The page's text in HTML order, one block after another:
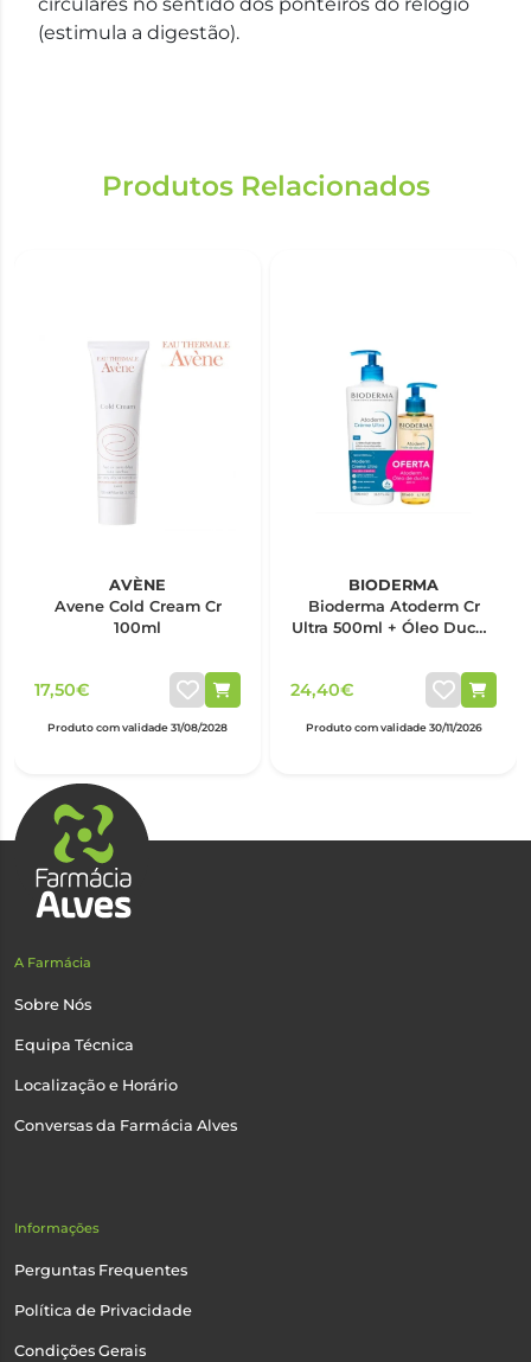
(estimula a digestão).
Produtos Relacionados
AVÈNE
Avene Cold Cream Cr
100ml
17,50€
Produto com validade 31/08/2028
BIODERMA
Bioderma Atoderm Cr
Ultra 500ml + Óleo Duche
24,40€
Produto com validade 30/11/2026
A Farmácia
Sobre Nós
Equipa Técnica
Localização e Horário
Conversas da Farmácia Alves
Informações
Perguntas Frequentes
Política de Privacidade
Condições Gerais